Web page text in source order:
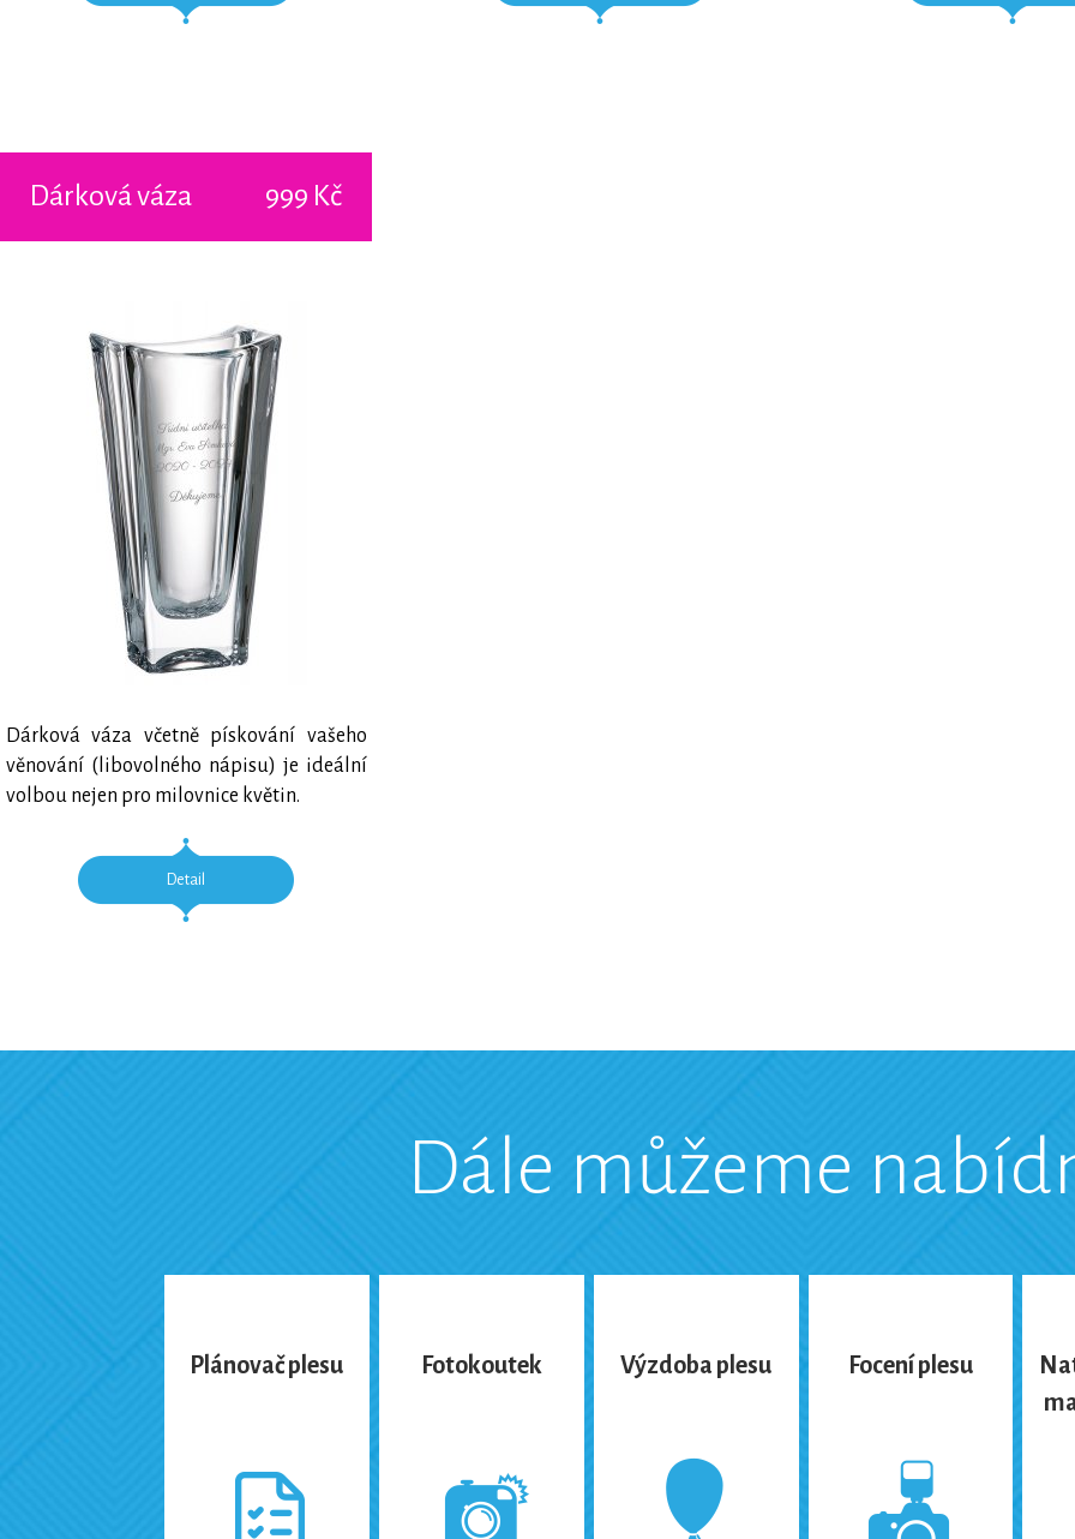
Dárková váza 999 Kč
Dárková váza včetně pískování vašeho
věnování (libovolného nápisu) je ideální
volbou nejen pro milovnice květin.
Detail
Dále můžeme
Plánovač plesu Fotokoutek Výzdoba plesu Focení plesu